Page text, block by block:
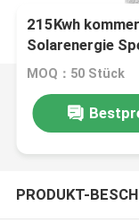
215Kwh
Solarenergie
MOQ：50 Stück
PRODUKT-